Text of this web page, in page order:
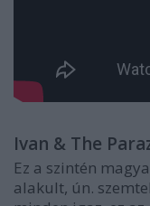
Ivan & The
Ez a szintén
alakult, ún.